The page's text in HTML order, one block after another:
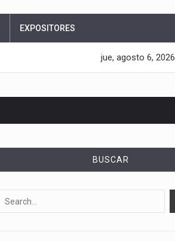
EXPOSITORES
jue, agosto 6, 2026
BUSCAR